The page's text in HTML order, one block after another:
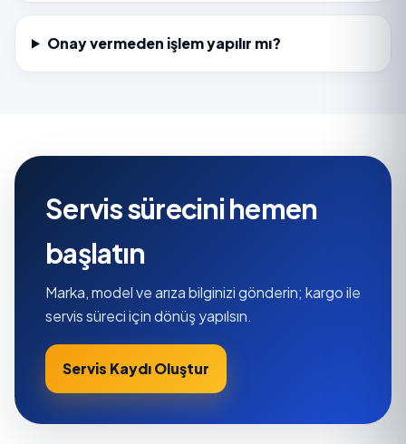
Onay vermeden işlem yapılır mı?
Servis sürecini hemen
başlatın
Marka, model ve arıza bilginizi gönderin; kargo ile
servis süreci için dönüş yapılsın.
Servis Kaydı Oluştur